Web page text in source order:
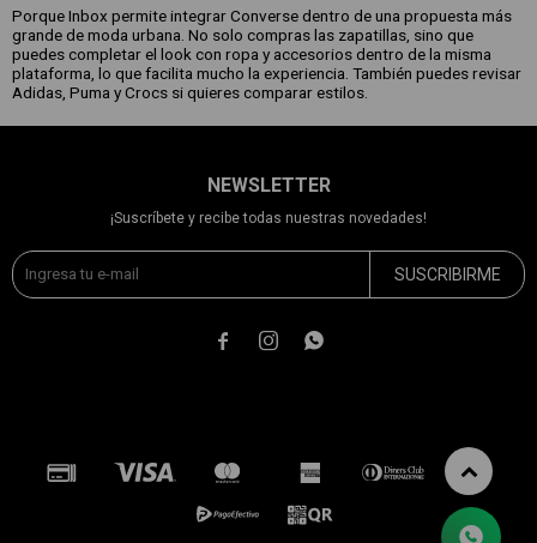
Porque Inbox permite integrar Converse dentro de una propuesta más
grande de moda urbana. No solo compras las zapatillas, sino que
puedes completar el look con ropa y accesorios dentro de la misma
plataforma, lo que facilita mucho la experiencia. También puedes revisar
Adidas, Puma y Crocs si quieres comparar estilos.
NEWSLETTER
¡Suscríbete y recibe todas nuestras novedades!
SUSCRIBIRME
  